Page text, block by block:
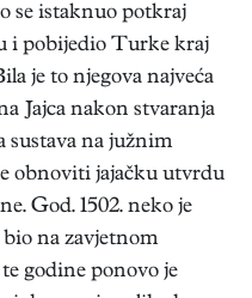
se istaknuo potkraj
i pobijedio Turke kraj
je to njegova najveća
Jajca nakon stvaranja
sustava na južnim
obnoviti jajačku utvrdu
God. 1502. neko je
na zavjetnom
godine ponovo je